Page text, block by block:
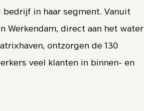
bedrijf in haar segment. Vanuit
Werkendam, direct aan het water
ontzorgen de 130
veel klanten in binnen- en